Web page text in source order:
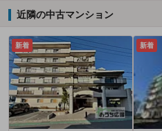
近隣の中古マンション
新着 新着